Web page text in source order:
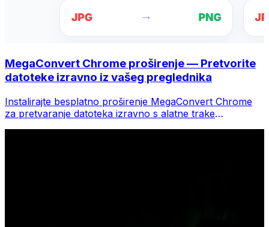
MegaConvert Chrome proširenje — Pretvorite
datoteke izravno iz vašeg preglednika
Instalirajte besplatno proširenje MegaConvert Chrome
za pretvaranje datoteka izravno s alatne trake